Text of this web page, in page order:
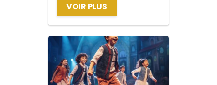
VOIR PLUS